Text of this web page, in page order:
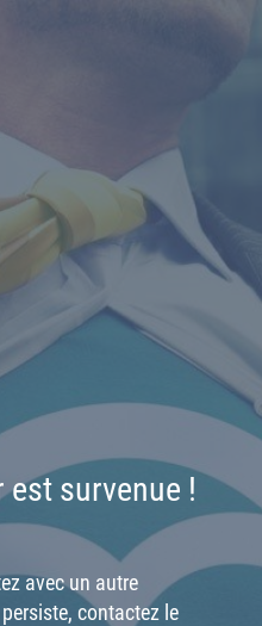
est survenue !
avec un autre
contactez le